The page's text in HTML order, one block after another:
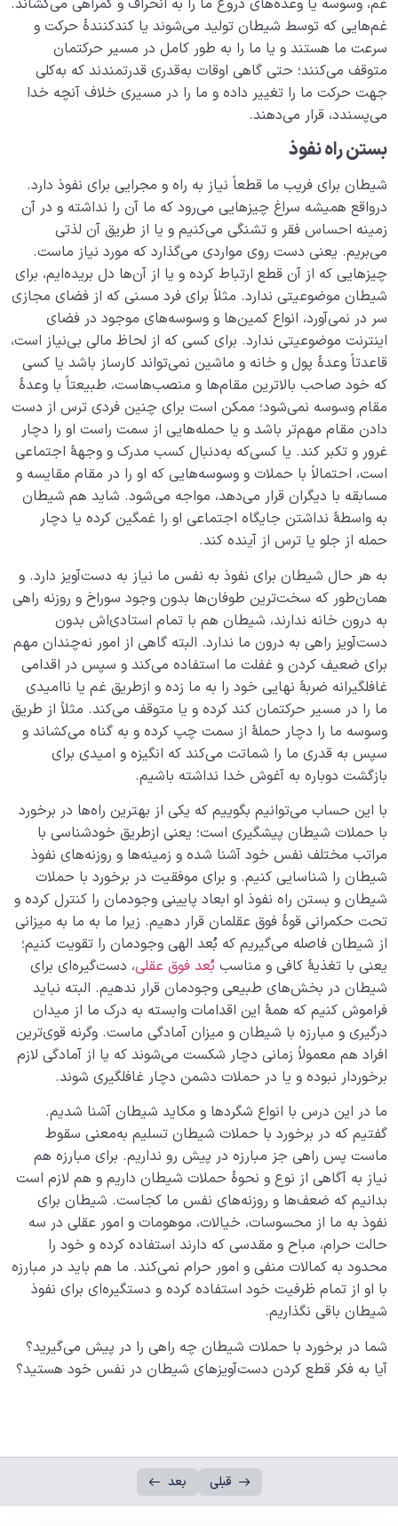
غم‌هایی که توسط شیطان تولید می‌شوند یا کندکنندۀ حرکت و
سرعت ما هستند و یا ما را به طور کامل در مسیر حرکتمان
متوقف می‌کنند؛ حتی گاهی اوقات به‌قدری قدرتمندند که به‌کلی
جهت حرکت ما را تغییر داده و ما را در مسیری خلاف آنچه خدا
می‌پسندد، قرار می‌دهند.
بستن راه نفوذ
شیطان برای فریب ما قطعاً نیاز به راه و مجرایی برای نفوذ دارد.
درواقع همیشه سراغ چیزهایی می‌رود که ما آن را نداشته و در آن
زمینه احساس فقر و تشنگی می‌کنیم و یا از طریق آن لذتی
می‌بریم. یعنی دست روی مواردی می‌گذارد که مورد نیاز ماست.
چیزهایی که از آن قطع ارتباط کرده و یا از آن‌ها دل بریده‌ایم، برای
شیطان موضوعیتی ندارد. مثلاً برای فرد مسنی که از فضای مجازی
سر در نمی‌آورد، انواع کمین‌ها و وسوسه‌های موجود در فضای
اینترنت موضوعیتی ندارد. برای کسی که از لحاظ مالی بی‌نیاز است،
قاعدتاً وعدۀ پول و خانه و ماشین نمی‌تواند کارساز باشد یا کسی
که خود صاحب بالاترین مقام‌ها و منصب‌هاست، طبیعتاً با وعدۀ
مقام وسوسه نمی‌شود؛ ممکن است برای چنین فردی ترس از دست
دادن مقام مهم‌تر باشد و یا حمله‌هایی از سمت راست او را دچار
غرور و تکبر کند. یا کسی‌که به‌دنبال کسب مدرک و وجهۀ اجتماعی
است، احتمالاً با حملات و وسوسه‌هایی که او را در مقام مقایسه و
مسابقه با دیگران قرار می‌دهد، مواجه می‌شود. شاید هم شیطان
به واسطۀ نداشتن جایگاه اجتماعی او را غمگین کرده یا دچار
حمله از جلو یا ترس از آینده کند.
به هر حال شیطان برای نفوذ به نفس ما نیاز به دست‌آویز دارد. و
همان‌طور که سخت‌ترین طوفان‌ها بدون وجود سوراخ و روزنه‌ راهی
به درون خانه ندارند، شیطان هم با تمام استادی‌اش بدون
دست‌آویز راهی به درون ما ندارد. البته گاهی از امور نه‌چندان مهم
برای ضعیف کردن و غفلت ما استفاده می‌کند و سپس در اقدامی
غافلگیرانه ضربۀ نهایی خود را به ما زده و ازطریق غم یا ناامیدی
ما را در مسیر حرکتمان کند کرده و یا متوقف می‌کند. مثلاً از طریق
وسوسه ما را دچار حملۀ از سمت چپ کرده و به گناه می‌کشاند و
سپس به قدری ما را شماتت می‌کند که انگیزه و امیدی برای
بازگشت دوباره به آغوش خدا نداشته باشیم.
با این حساب می‌توانیم بگوییم که یکی از بهترین راه‌ها در برخورد
با حملات شیطان پیشگیری است؛ یعنی ازطریق خودشناسی با
مراتب مختلف نفس خود آشنا شده و زمینه‌ها و روزنه‌های نفوذ
شیطان را شناسایی کنیم. و برای موفقیت در برخورد با حملات
شیطان و بستن راه نفوذ او ابعاد پایینی وجودمان را کنترل کرده و
تحت حکمرانی قوۀ فوق عقلمان قرار دهیم. زیرا ما به ما به میزانی
از شیطان فاصله می‌گیریم که بُعد الهی وجودمان را تقویت کنیم؛
یعنی با تغذیۀ کافی و مناسب بُعد فوق عقلی، دست‌گیره‌ای برای
شیطان در بخش‌های طبیعی وجودمان قرار ندهیم. البته نباید
فراموش کنیم که همۀ این اقدامات وابسته به درک ما از میدان
درگیری و مبارزه با شیطان و میزان آمادگی ماست. وگرنه قوی‌ترین
افراد هم معمولاً زمانی دچار شکست می‌شوند که یا از آمادگی لازم
برخوردار نبوده و یا در حملات دشمن دچار غافلگیری شوند.
ما در این درس با انواع شگردها و مکاید شیطان آشنا شدیم.
گفتیم که در برخورد با حملات شیطان تسلیم به‌معنی سقوط
ماست پس راهی جز مبارزه در پیش رو نداریم. برای مبارزه هم
نیاز به آگاهی از نوع و نحوۀ حملات شیطان داریم و هم لازم است
بدانیم که ضعف‌ها و روزنه‌های نفس ما کجاست. شیطان برای
نفوذ به ما از محسوسات، خیالات، موهومات و امور عقلی در سه
حالت حرام، مباح و مقدسی که دارند استفاده کرده و خود را
محدود به کمالات منفی و امور حرام نمی‌کند. ما هم باید در مبارزه
با او از تمام ظرفیت خود استفاده کرده و دستگیره‌ای برای نفوذ
شیطان باقی نگذاریم.
شما در برخورد با حملات شیطان چه راهی را در پیش می‌گیرید؟
آیا به فکر قطع کردن دست‌آویزهای شیطان در نفس خود هستید؟
قبلی بعد